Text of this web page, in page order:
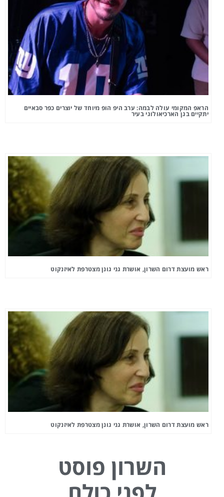
הראפ המקומי עולה לבמה: ערב היפ הופ מיוחד של יוצרים כפר סבאיים
יתקיים בגן הארכיאולוגי בעיר
ראש מועצת דרום השרון, אושרת גני גונן מצטרפת לאיזנקוט
ראש מועצת דרום השרון, אושרת גני גונן מצטרפת לאיזנקוט
השרון פוסט